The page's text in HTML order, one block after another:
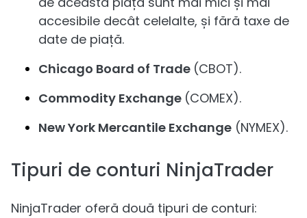
accesibile decât celelalte, și fără taxe de
date de piață.
Chicago Board of Trade (CBOT).
Commodity Exchange (COMEX).
New York Mercantile Exchange (NYMEX).
Tipuri de conturi NinjaTrader
NinjaTrader oferă două tipuri de conturi: